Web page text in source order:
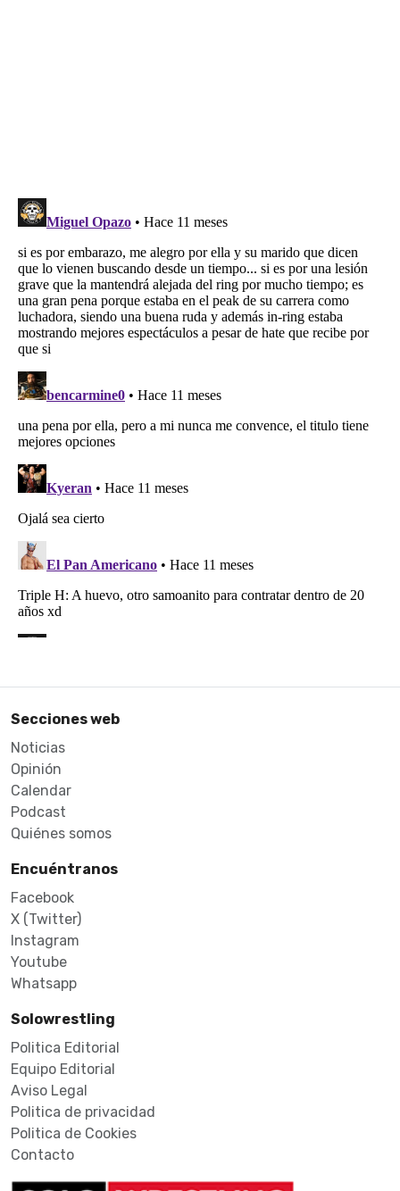
Secciones web
Noticias
Opinión
Calendar
Podcast
Quiénes somos
Encuéntranos
Facebook
X (Twitter)
Instagram
Youtube
Whatsapp
Solowrestling
Politica Editorial
Equipo Editorial
Aviso Legal
Politica de privacidad
Politica de Cookies
Contacto